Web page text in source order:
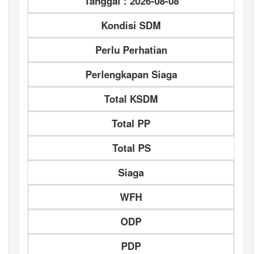
Kondisi SDM
Perlu Perhatian
Perlengkapan Siaga
Total KSDM
Total PP
Total PS
Siaga
WFH
ODP
PDP